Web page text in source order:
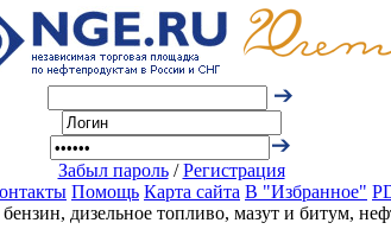
Забыл пароль/Регистрация
Помощь Карта сайта В "Избранное"
дизельное топливо, мазут и битум,